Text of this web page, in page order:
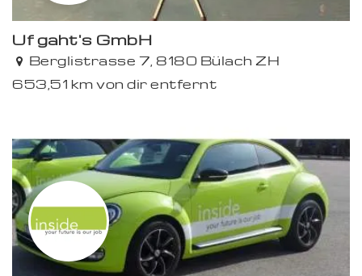
Uf gaht's GmbH
Berglistrasse 7, 8180 Bülach ZH
653,51 km von dir entfernt